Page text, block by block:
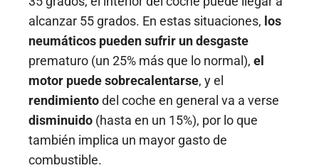
alcanzar 55 grados. En estas situaciones, los
neumáticos pueden sufrir un desgaste
prematuro (un 25% más que lo normal), el
motor puede sobrecalentarse, y el
rendimientodel coche en general va a verse
disminuido (hasta en un 15%), por lo que
también implica un mayor gasto de
combustible.